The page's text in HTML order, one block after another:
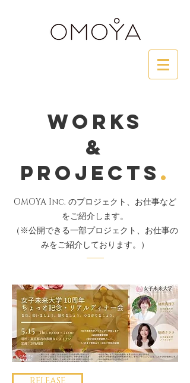
WORKs
&
Projects .
OMOYA Inc. のプロジェクト、お仕事など
をご紹介します。
（※公開できる一部プロジェクト、お仕事の
みをご紹介しております。）